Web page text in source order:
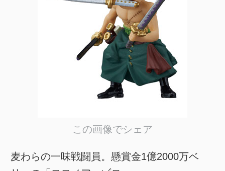
この画像でシェア
麦わらの一味戦闘員。懸賞金1億2000万ベ